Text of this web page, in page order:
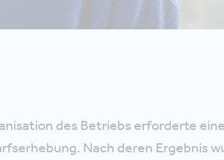
des Betriebs erforderte
Nach deren Ergebnis